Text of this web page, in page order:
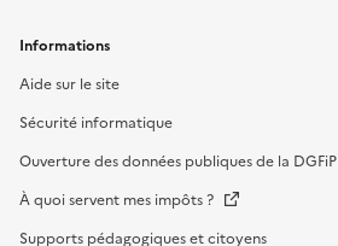
Informations
Aide sur le site
Sécurité informatique
Ouverture des données publiques de la DGFiP
À quoi servent mes impôts ?
Supports pédagogiques et citoyens